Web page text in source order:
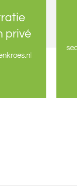
privé
privé